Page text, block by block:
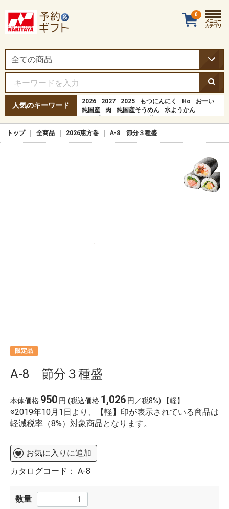
人気のキーワード 2026 2027 2025 もつにんにく Ho
おーい
純国産
肉 純国産そうめん
水ようかん
ra ở đâu?popular=1
水羊羹
おすし お弁当 もつ にんにく 水
0
メニュー
カテゴリ
トップ 全商品 2026恵方巻 A-8 節分３種盛
限定品
A-8 節分３種盛
本体価格 950 円 (税込価格 1,026 円／税8%) 【軽】
※2019年10月1日より、【軽】印が表示されている商品は
軽減税率（8%）対象商品となります。
お気に入りに追加
カタログコード： A-8
数量